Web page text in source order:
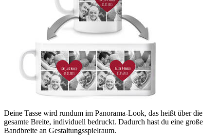
Deine Tasse wird rundum im Panorama-Look, das heißt über die
gesamte Breite, individuell bedruckt. Dadurch hast du eine große
Bandbreite an Gestaltungsspielraum.